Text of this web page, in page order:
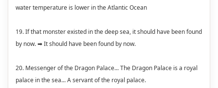
water temperature is lower in the Atlantic Ocean
19. If that monster existed in the deep sea, it should have been found
by now. ➡ It should have been found by now.
20. Messenger of the Dragon Palace... The Dragon Palace is a royal
palace in the sea... A servant of the royal palace.